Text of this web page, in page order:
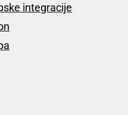
integracije